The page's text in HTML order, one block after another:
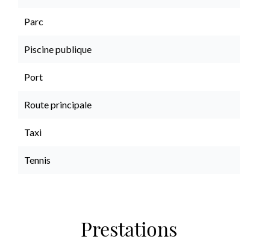
Parc
Piscine publique
Port
Route principale
Taxi
Tennis
Prestations